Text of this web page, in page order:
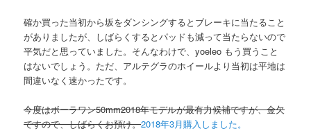
確か買った当初から坂をダンシングするとブレーキに当たること
がありましたが、しばらくするとパッドも減って当たらないので
平気だと思っていました。そんなわけで、yoeleo もう買うこと
はないでしょう。ただ、アルテグラのホイールより当初は平地は
間違いなく速かったです。
今度はボーラワン50mm2018年モデルが最有力候補ですが、金欠
ですので、しばらくお預け。2018年3月購入しました。